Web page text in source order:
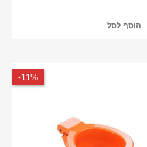
הוסף לסל
11%-